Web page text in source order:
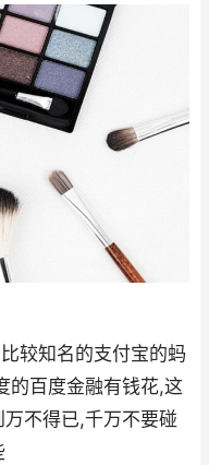
较知名的支付宝的蚂
的百度金融有钱花,这
不得已,千万不要碰